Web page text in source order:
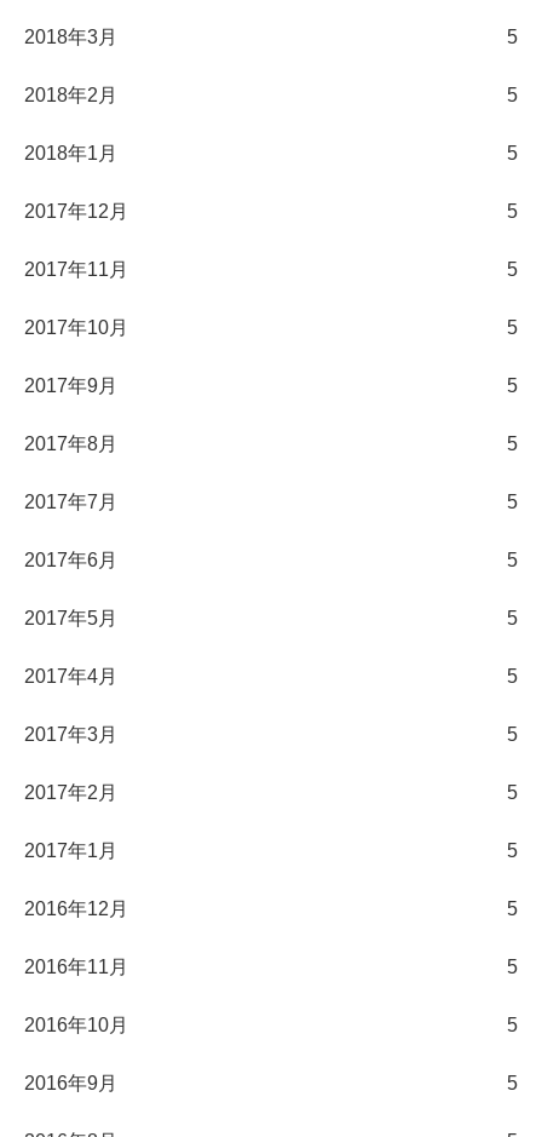
2018年3月 5
2018年2月 5
2018年1月 5
2017年12月 5
2017年11月 5
2017年10月 5
2017年9月 5
2017年8月 5
2017年7月 5
2017年6月 5
2017年5月 5
2017年4月 5
2017年3月 5
2017年2月 5
2017年1月 5
2016年12月 5
2016年11月 5
2016年10月 5
2016年9月 5